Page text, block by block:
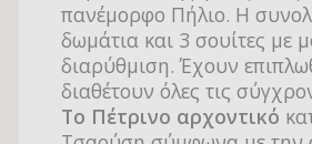
πανέμορφο Πήλιο. Η
δωμάτια και 3 σουίτες με
διαρύθμιση. Έχουν
διαθέτουν όλες τις
Το Πέτρινο αρχοντικό